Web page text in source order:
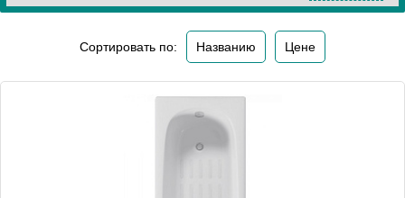
Сортировать по: Названию Цене